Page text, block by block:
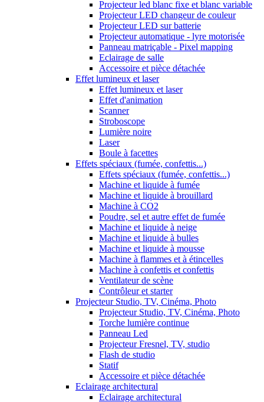
Projecteur led blanc fixe et blanc variable
Projecteur LED changeur de couleur
Projecteur LED sur batterie
Projecteur automatique - lyre motorisée
Panneau matriçable - Pixel mapping
Eclairage de salle
Accessoire et pièce détachée
Effet lumineux et laser
Effet lumineux et laser
Effet d'animation
Scanner
Stroboscope
Lumière noire
Laser
Boule à facettes
Effets spéciaux (fumée, confettis...)
Effets spéciaux (fumée, confettis...)
Machine et liquide à fumée
Machine et liquide à brouillard
Machine à CO2
Poudre, sel et autre effet de fumée
Machine et liquide à neige
Machine et liquide à bulles
Machine et liquide à mousse
Machine à flammes et à étincelles
Machine à confettis et confettis
Ventilateur de scène
Contrôleur et starter
Projecteur Studio, TV, Cinéma, Photo
Projecteur Studio, TV, Cinéma, Photo
Torche lumière continue
Panneau Led
Projecteur Fresnel, TV, studio
Flash de studio
Statif
Accessoire et pièce détachée
Eclairage architectural
Eclairage architectural